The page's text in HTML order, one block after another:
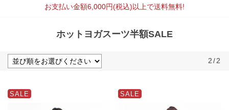
お支払い金額6,000円(税込)以上で送料無料!
ホットヨガスーツ半額SALE
2/2
SALE SALE